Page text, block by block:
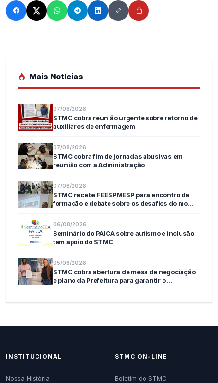
Mais Notícias
07/08/2026
STMC cobra reunião urgente sobre retorno de
auxiliares de enfermagem
07/08/2026
STMC cobra fim de jornadas abusivas em
reunião com a Administração
07/08/2026
STMC recebe FEESPMESP para encontro de
formação e debate sobre os desafios do mo…
06/08/2026
Seminário do PAICA sobre autismo e inclusão
tem apoio do STMC
05/08/2026
STMC cobra abertura de mesa de negociação
e plano da Prefeitura para garantir o …
INSTITUCIONAL
Nossa História
STMC ON-LINE
Boletim do STMC